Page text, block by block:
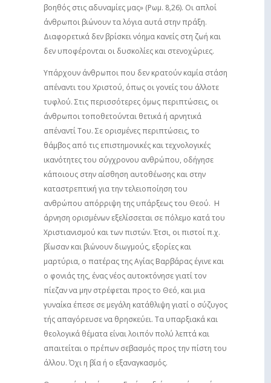
βοηθός στις αδυναμίες μας» (Ρωμ. 8,26). Οι απλοί
άνθρωποι βιώνουν τα λόγια αυτά στην πράξη.
Διαφορετικά δεν βρίσκει νόημα κανείς στη ζωή και
δεν υποφέρονται οι δυσκολίες και στενοχώριες.
Υπάρχουν άνθρωποι που δεν κρατούν καμία στάση
απέναντι του Χριστού, όπως οι γονείς του άλλοτε
τυφλού. Στις περισσότερες όμως περιπτώσεις, οι
άνθρωποι τοποθετούνται θετικά ή αρνητικά
απέναντί Του. Σε ορισμένες περιπτώσεις, το
θάμβος από τις επιστημονικές και τεχνολογικές
ικανότητες του σύγχρονου ανθρώπου, οδήγησε
κάποιους στην αίσθηση αυτοθέωσης και στην
καταστρεπτική για την τελειοποίηση του
ανθρώπου απόρριψη της υπάρξεως του Θεού. Η
άρνηση ορισμένων εξελίσσεται σε πόλεμο κατά του
Χριστιανισμού και των πιστών. Έτσι, οι πιστοί π.χ.
βίωσαν και βιώνουν διωγμούς, εξορίες και
μαρτύρια, ο πατέρας της Αγίας Βαρβάρας έγινε και
ο φονιάς της, ένας νέος αυτοκτόνησε γιατί τον
πίεζαν να μην στρέφεται προς το Θεό, και μια
γυναίκα έπεσε σε μεγάλη κατάθλιψη γιατί ο σύζυγος
τής απαγόρευσε να θρησκεύει. Τα υπαρξιακά και
θεολογικά θέματα είναι λοιπόν πολύ λεπτά και
απαιτείται ο πρέπων σεβασμός προς την πίστη του
άλλου. Όχι η βία ή ο εξαναγκασμός.